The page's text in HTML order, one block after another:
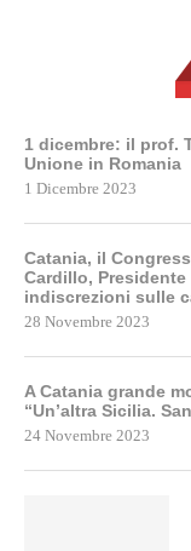
1 dicembre: il prof.
Unione in Romania
1 Dicembre 2023
Catania, il
Cardillo,
indiscrezioni sulle
28 Novembre 2023
A Catania grande
“Un’altra Sicilia.
24 Novembre 2023